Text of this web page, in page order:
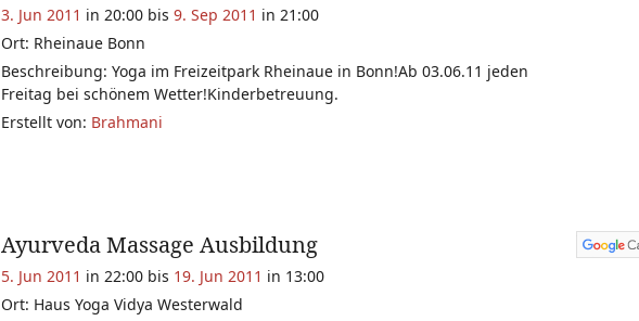
3. Jun 2011 in 20:00 bis9. Sep 2011 in 21:00
Ort: Rheinaue Bonn
Beschreibung: Yoga im Freizeitpark Rheinaue in Bonn!Ab 03.06.11 jeden
Freitag bei schönem Wetter!Kinderbetreuung.
Erstellt von: Brahmani
Ayurveda Massage Ausbildung
5. Jun 2011 in 22:00 bis 19. Jun 2011 in 13:00
Ort: Haus Yoga Vidya Westerwald